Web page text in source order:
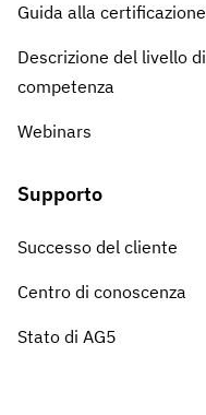
Guida alla certificazione
Descrizione del livello di
competenza
Webinars
Supporto
Successo del cliente
Centro di conoscenza
Stato di AG5